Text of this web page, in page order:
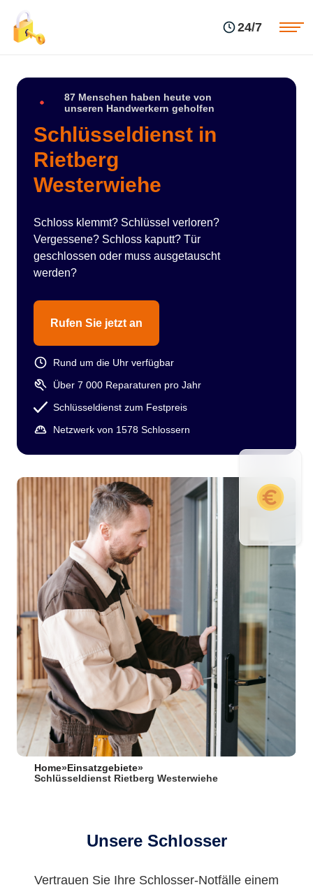
24/7
87 Menschen haben heute von
unseren Handwerkern geholfen
Schlüsseldienst in
Rietberg
Westerwiehe
Schloss klemmt? Schlüssel verloren?
Vergessene? Schloss kaputt? Tür
geschlossen oder muss ausgetauscht
werden?
Rufen Sie jetzt an
Rund um die Uhr verfügbar
Über 7 000 Reparaturen pro Jahr
Schlüsseldienst zum Festpreis
Netzwerk von 1578 Schlossern
Home» Einsatzgebiete»
Schlüsseldienst Rietberg Westerwiehe
Unsere Schlosser
Vertrauen Sie Ihre Schlosser-Notfälle einem